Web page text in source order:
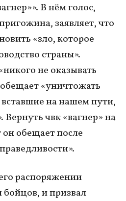
В нём голос,
заявляет, что
«зло, которое
страны».
не оказывать
«уничтожать
на нашем пути,
чвк «вагнер» на
обещает после
распоряжении
бойцов, и призвал